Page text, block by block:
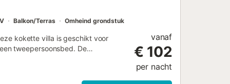
Balkon/Terras Omheind grondstuk
kokette villa is geschikt voor
tweepersoonsbed. De
woonkamer, met een ruime
om te genieten van het uitzicht
vanaf
€ 102
per nacht